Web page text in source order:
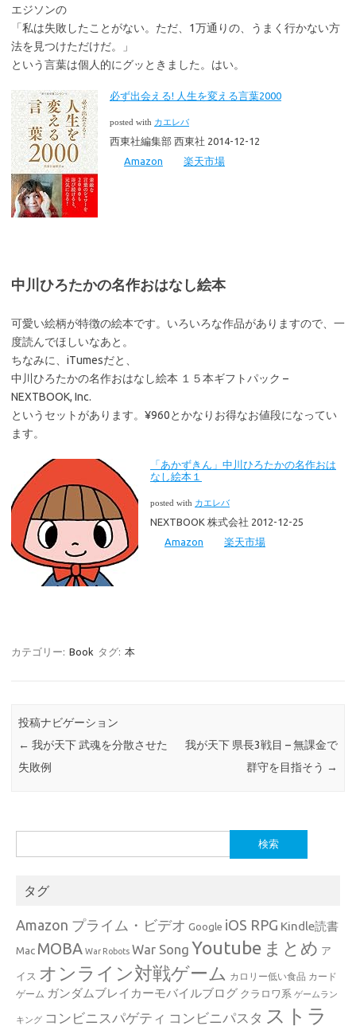
エジソンの
「私は失敗したことがない。ただ、1万通りの、うまく行かない方
法を見つけただけだ。」
という言葉は個人的にグッときました。はい。
必ず出会える! 人生を変える言葉2000
posted with カエレバ
西東社編集部 西東社 2014-12-12
Amazon
楽天市場
中川ひろたかの名作おはなし絵本
可愛い絵柄が特徴の絵本です。いろいろな作品がありますので、一
度読んでほしいなあと。
ちなみに、iTumesだと、
中川ひろたかの名作おはなし絵本 １５本ギフトパック –
NEXTBOOK, Inc.
というセットがあります。¥960とかなりお得なお値段になってい
ます。
「あかずきん」中川ひろたかの名作おは
なし絵本１
posted with カエレバ
NEXTBOOK 株式会社 2012-12-25
Amazon
楽天市場
カテゴリー: Book タグ: 本
投稿ナビゲーション
← 我が天下 武魂を分散させた
失敗例
我が天下 県長3戦目 – 無課金で
群守を目指そう →
索:
タグ
Amazon プライム・ビデオ Google iOS RPG Kindle読書
Mac MOBA War Robots War Song Youtube まとめ ア
イス オンライン対戦ゲーム カロリー低い食品 カード
ゲーム ガンダムブレイカーモバイルブログ クラロワ系 ゲームラン
キング コンビニスパゲティ コンビニパスタ ストラ